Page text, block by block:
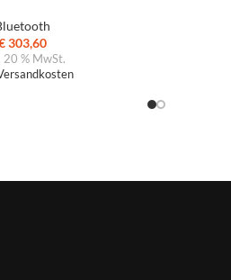
303,60
20 % MwSt.